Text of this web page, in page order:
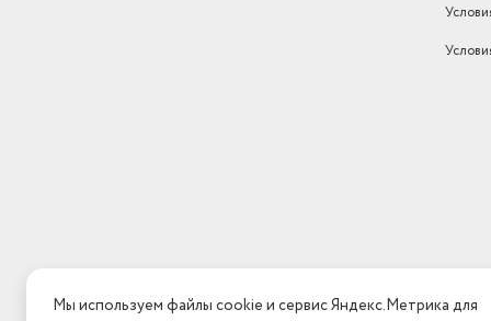
Мы используем файлы cookie и сервис Яндекс.Метрика для